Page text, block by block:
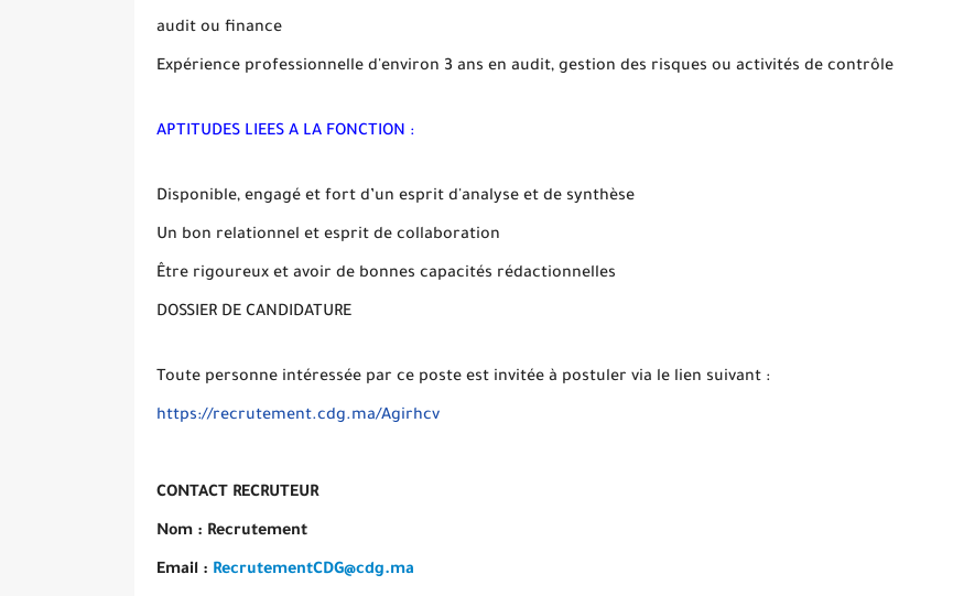
audit ou finance
Expérience professionnelle d'environ 3 ans en audit, gestion des risques ou activités de contrôle
APTITUDES LIEES A LA FONCTION :
Disponible, engagé et fort d’un esprit d'analyse et de synthèse
Un bon relationnel et esprit de collaboration
Être rigoureux et avoir de bonnes capacités rédactionnelles
DOSSIER DE CANDIDATURE
Toute personne intéressée par ce poste est invitée à postuler via le lien suivant :
https://recrutement.cdg.ma/Agirhcv
CONTACT RECRUTEUR
Nom : Recrutement
Email : RecrutementCDG@cdg.ma